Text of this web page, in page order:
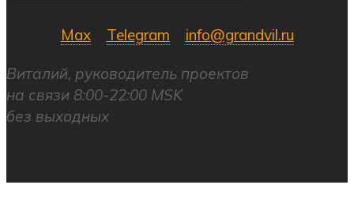
Max Telegram info@grandvil.ru
Виталий, руководитель проектов
на связи 8:00-22:00 MSK
без выходных